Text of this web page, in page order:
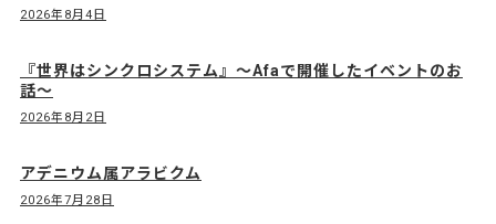
2026年8月4日
『世界はシンクロシステム』〜Afaで開催したイベントのお
話〜
2026年8月2日
アデニウム属アラビクム
2026年7月28日